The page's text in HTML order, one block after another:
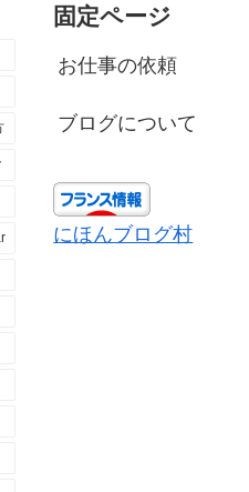
固定ページ
お仕事の依頼
ブログについて
にほんブログ村